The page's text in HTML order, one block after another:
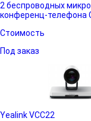
2 беспроводных
конференц-телефона
Стоимость
Под заказ
Yealink VCC22